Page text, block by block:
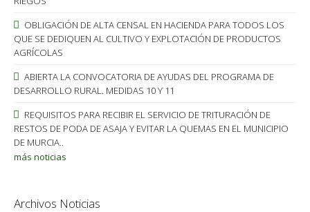
OBLIGACIÓN DE ALTA CENSAL EN HACIENDA PARA TODOS LOS
QUE SE DEDIQUEN AL CULTIVO Y EXPLOTACIÓN DE PRODUCTOS
AGRÍCOLAS
ABIERTA LA CONVOCATORIA DE AYUDAS DEL PROGRAMA DE
DESARROLLO RURAL. MEDIDAS 10 Y 11
REQUISITOS PARA RECIBIR EL SERVICIO DE TRITURACIÓN DE
RESTOS DE PODA DE ASAJA Y EVITAR LA QUEMAS EN EL MUNICIPIO
DE MURCIA..
más noticias
Archivos Noticias